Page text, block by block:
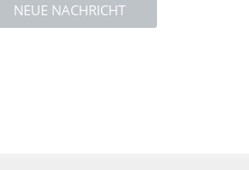
NEUE NACHRICHT